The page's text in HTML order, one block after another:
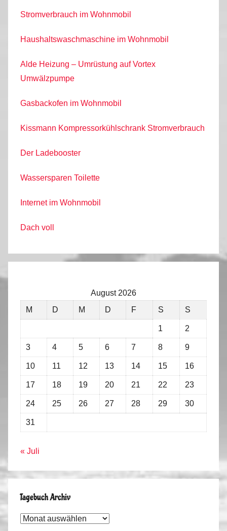
Stromverbrauch im Wohnmobil
Haushaltswaschmaschine im Wohnmobil
Alde Heizung – Umrüstung auf Vortex
Umwälzpumpe
Gasbackofen im Wohnmobil
Kissmann Kompressorkühlschrank Stromverbrauch
Der Ladebooster
Wassersparen Toilette
Internet im Wohnmobil
Dach voll
August 2026
M
D M D F S S
1 2
3 4 5 6 7 8 9
10 11 12 13 14 15 16
17 18 19 20 21 22 23
24 25 26 27 28 29 30
31
« Juli
Tagebuch Archiv
Tagebuch